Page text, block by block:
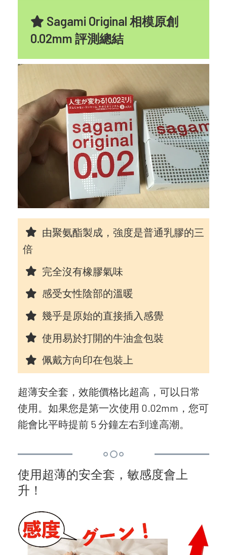
Sagami Original 相模原創
0.02mm 評測總結
由聚氨酯製成，強度是普通乳膠的三
倍
完全沒有橡膠氣味
感受女性陰部的溫暖
幾乎是原始的直接插入感覺
使用易於打開的牛油盒包裝
佩戴方向印在包裝上
超薄安全套，效能價格比超高，可以日常
使用。如果您是第一次使用 0.02mm，您可
能會比平時提前 5 分鐘左右到達高潮。
使用超薄的安全套，敏感度會上
升！